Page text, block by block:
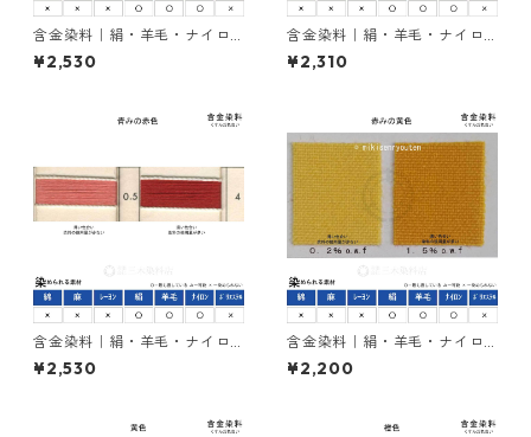
含金染料｜絹・羊毛・ナイロ
ンを染める｜50g｜カヤカラ
ンブラック２RL（赤みの黒
¥2,530
含金染料｜絹・羊毛・ナイロ
ンを染める｜50g｜イレミア
ブラックBG（青みの黒色）
¥2,310
含金染料｜絹・羊毛・ナイロ
ンを染める｜50g｜カヤカラ
ンレットGLW（赤色）
¥2,530
含金染料｜絹・羊毛・ナイロ
ンを染める｜50g｜アシッド
メタルエロー2R（赤みの黄
¥2,200